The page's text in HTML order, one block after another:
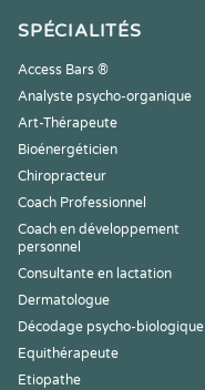
SPÉCIALITÉS
Access Bars ®
Analyste psycho-organique
Art-Thérapeute
Bioénergéticien
Chiropracteur
Coach Professionnel
Coach en développement
personnel
Consultante en lactation
Dermatologue
Décodage psycho-biologique
Equithérapeute
Etiopathe